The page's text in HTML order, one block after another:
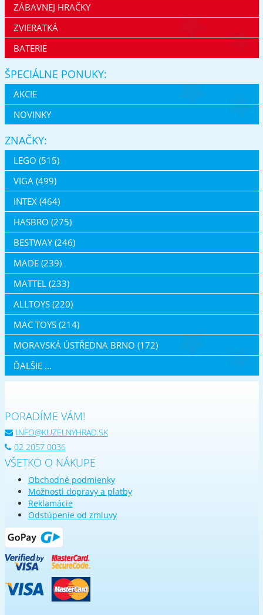
ZÁBAVNEJ HRAČKY
ZVIERATKÁ
BATERIE
ŠPECIÁLNE PONUKY:
AKCIE
NOVINKY
ZNAČKY:
LEGO (515)
VIGA (499)
INTEX (464)
HASBRO (275)
BESTWAY (246)
MADE (239)
MATTEL (233)
ALLTOYS (220)
MAC TOYS (214)
MORAVSKÁ ÚSTŘEDNA BRNO (172)
ĎALŠIE ...
PORADÍME VÁM!
INFO@KUZELNYHRAD.SK
02 2057 0036
VŠETKO O NÁKUPE
Obchodné podmienky
Možnosti dopravy a platby
Reklamácie
Odstúpenie od zmluvy